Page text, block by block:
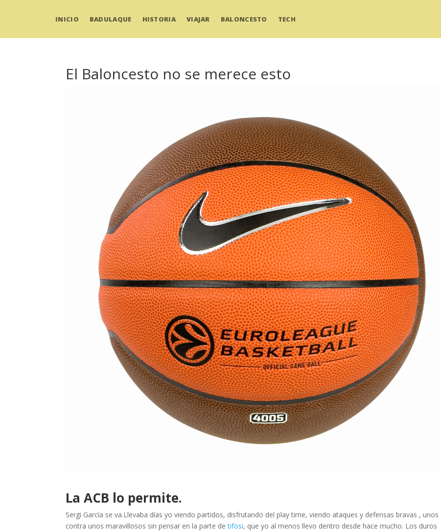
INICIO BADULAQUE HISTORIA VIAJAR BALONCESTO TECH
El Baloncesto no se merece esto
La ACB lo permite.
Sergi García se va.Llevaba días yo viendo partidos, disfrutando del play time, viendo ataques y defensas bravas , unos
contra unos maravillosos sin pensar en la parte detifosi, que yo al menos llevo dentro desde hace mucho. Los duros